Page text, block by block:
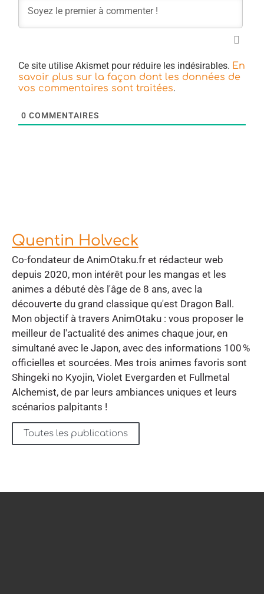
Ce site utilise Akismet pour réduire les indésirables. En
savoir plus sur la façon dont les données de
vos commentaires sont traitées.
0 COMMENTAIRES
Quentin Holveck
Co-fondateur de AnimOtaku.fr et rédacteur web
depuis 2020, mon intérêt pour les mangas et les
animes a débuté dès l'âge de 8 ans, avec la
découverte du grand classique qu'est Dragon Ball.
Mon objectif à travers AnimOtaku : vous proposer le
meilleur de l'actualité des animes chaque jour, en
simultané avec le Japon, avec des informations 100 %
officielles et sourcées. Mes trois animes favoris sont
Shingeki no Kyojin, Violet Evergarden et Fullmetal
Alchemist, de par leurs ambiances uniques et leurs
scénarios palpitants !
Toutes les publications